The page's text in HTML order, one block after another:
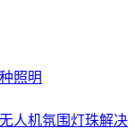
照明
人机氛围灯珠解决